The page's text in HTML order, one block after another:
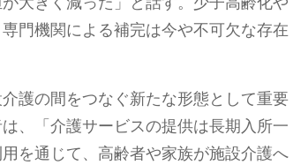
門機関による補完は今や不可欠な存在
護の間をつなぐ新たな形態として重要
、「介護サービスの提供は長期入所一
を通じて、高齢者や家族が施設介護へ